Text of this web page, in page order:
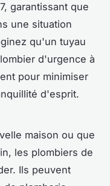
garantissant que
une situation
qu'un tuyau
d'urgence à
pour minimiser
d'esprit.
maison ou que
les plombiers de
Ils peuvent